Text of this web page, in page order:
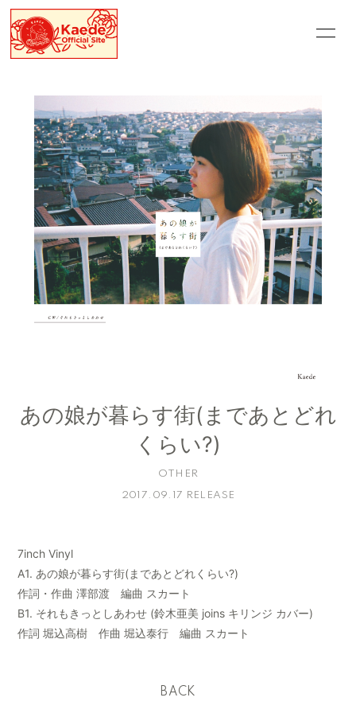
SCHEDULE PROFILE
VIDEO DISCOGRAPHY
あの娘が暮らす街(まであとどれ
くらい?)
OTHER
2017.09.17 RELEASE
7inch Vinyl
A1. あの娘が暮らす街(まであとどれくらい?)
作詞・作曲 澤部渡 編曲 スカート
B1. それもきっとしあわせ (鈴木亜美 joins キリンジ カバー)
作詞 堀込高樹 作曲 堀込泰行 編曲 スカート
BACK